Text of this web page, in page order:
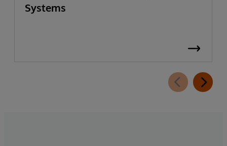
Systems